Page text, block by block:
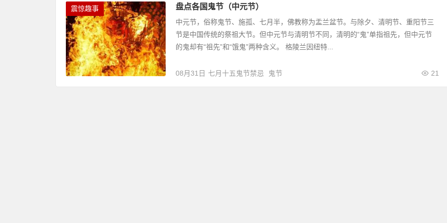
震惊趣事 盘点各国鬼节（中元节）
中元节，俗称鬼节、施孤、七月半，佛教称为盂兰盆节。与除夕、清明节、重阳节三
节是中国传统的祭祖大节。但中元节与清明节不同，清明的“鬼”单指祖先，但中元节
的鬼却有“祖先”和“饿鬼”两种含义。 格陵兰因纽特...
08月31日 21
七月十五鬼节禁忌 鬼节